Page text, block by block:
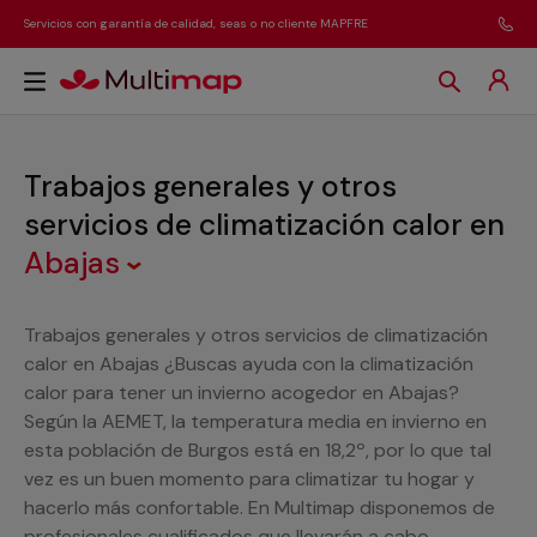
Servicios con garantía de calidad, seas o no cliente MAPFRE
Trabajos generales y otros
servicios de climatización calor en
Abajas
Trabajos generales y otros servicios de climatización
calor en Abajas ¿Buscas ayuda con la climatización
calor para tener un invierno acogedor en Abajas?
Según la AEMET, la temperatura media en invierno en
esta población de Burgos está en 18,2º, por lo que tal
vez es un buen momento para climatizar tu hogar y
hacerlo más confortable. En Multimap disponemos de